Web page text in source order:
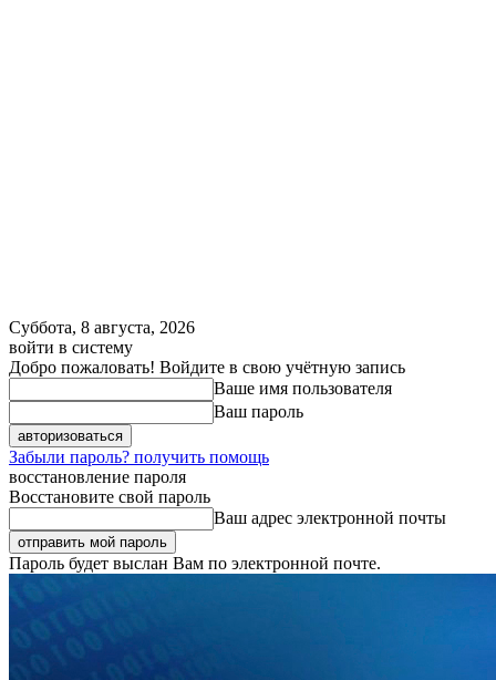
Суббота, 8 августа, 2026
войти в систему
Добро пожаловать! Войдите в свою учётную запись
Ваше имя пользователя
Ваш пароль
Забыли пароль? получить помощь
восстановление пароля
Восстановите свой пароль
Ваш адрес электронной почты
Пароль будет выслан Вам по электронной почте.